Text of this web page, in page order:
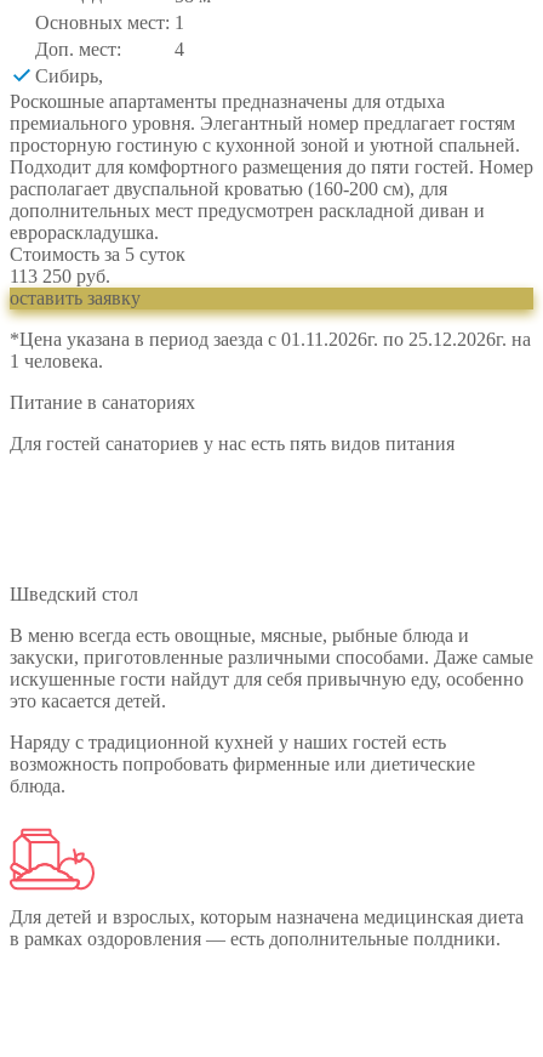
Основных мест: 1
Доп. мест:
4
Сибирь,
Роскошные апартаменты предназначены для отдыха
премиального уровня. Элегантный номер предлагает гостям
просторную гостиную с кухонной зоной и уютной спальней.
Подходит для комфортного размещения до пяти гостей. Номер
располагает двуспальной кроватью (160-200 см), для
дополнительных мест предусмотрен раскладной диван и
еврораскладушка.
Стоимость за 5 суток
113 250 руб.
оставить заявку
*Цена указана в период заезда с 01.11.2026г. по 25.12.2026г. на
1 человека.
Питание в санаториях
Для гостей санаториев у нас есть пять видов питания
Шведский стол
В меню всегда есть овощные, мясные, рыбные блюда и
закуски, приготовленные различными способами. Даже самые
искушенные гости найдут для себя привычную еду, особенно
это касается детей.
Наряду с традиционной кухней у наших гостей есть
возможность попробовать фирменные или диетические
блюда.
Для детей и взрослых, которым назначена медицинская диета
в рамках оздоровления — есть дополнительные полдники.